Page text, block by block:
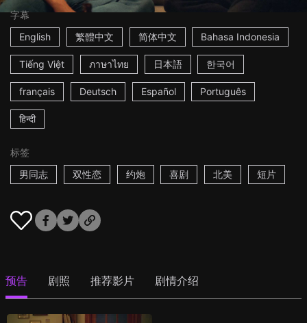
字幕
English
繁體中文 简体中文 Bahasa Indonesia
Tiếng Việt ภาษาไทย 日本語 한국어
français Deutsch Español Português
हिन्दी
标签
男同志
双性恋 约炮 喜剧 北美 短片
预告 剧照 推荐影片 剧情介绍